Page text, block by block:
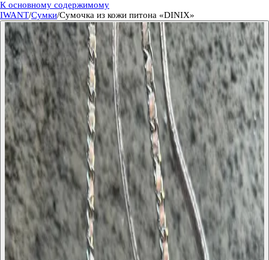
К основному содержимому
IWANT/Сумки/Сумочка из кожи питона «DINIX»